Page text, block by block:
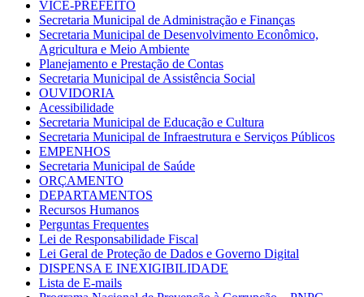
VICE-PREFEITO
Secretaria Municipal de Administração e Finanças
Secretaria Municipal de Desenvolvimento Econômico,
Agricultura e Meio Ambiente
Planejamento e Prestação de Contas
Secretaria Municipal de Assistência Social
OUVIDORIA
Acessibilidade
Secretaria Municipal de Educação e Cultura
Secretaria Municipal de Infraestrutura e Serviços Públicos
EMPENHOS
Secretaria Municipal de Saúde
ORÇAMENTO
DEPARTAMENTOS
Recursos Humanos
Perguntas Frequentes
Lei de Responsabilidade Fiscal
Lei Geral de Proteção de Dados e Governo Digital
DISPENSA E INEXIGIBILIDADE
Lista de E-mails